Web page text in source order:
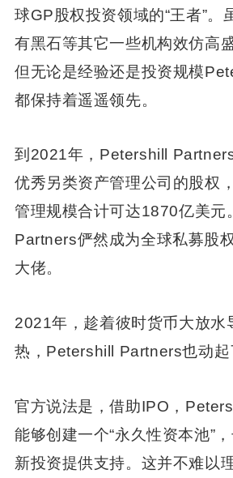
球GP股权投资领域的“王者”。
有黑石等其它一些机构效仿高
但无论是经验还是投资规模
都保持着遥遥领先。
到2021年，Petershill
优秀另类资产管理公司的股权
管理规模合计可达1870亿美元
Partners俨然成为全球私募股
大佬。
2021年，趁着彼时货币大放水
热，Petershill Partners也动起
官方说法是，借助IPO，
能够创建一个“永久性资本池”
新投资提供支持。这并不难以